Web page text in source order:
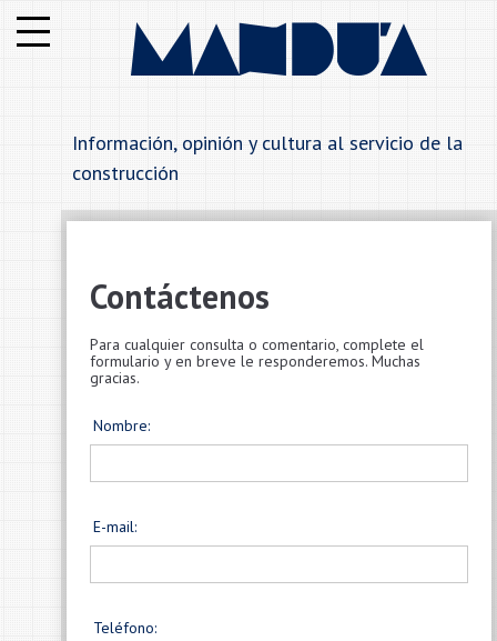
Institucional
Secciones
Anunciantes
Información, opinión y cultura al servicio de la
construcción
Contáctenos
Para cualquier consulta o comentario, complete el
formulario y en breve le responderemos. Muchas
gracias.
Nombre:
E-mail:
Teléfono: